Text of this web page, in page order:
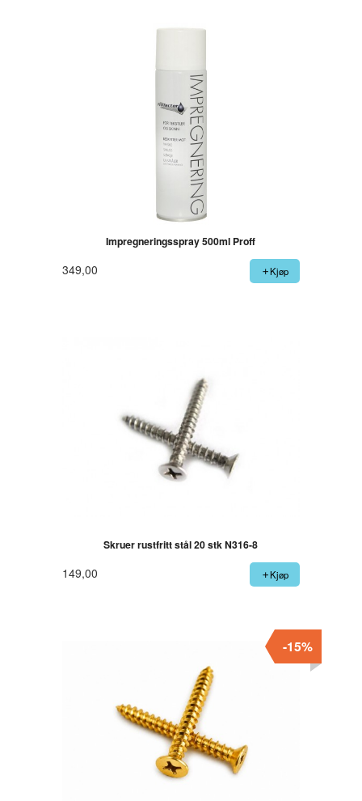
Impregneringsspray 500ml Proff
349,00 Kjøp
Skruer rustfritt stål 20 stk N316-8
149,00 Kjøp
-15%